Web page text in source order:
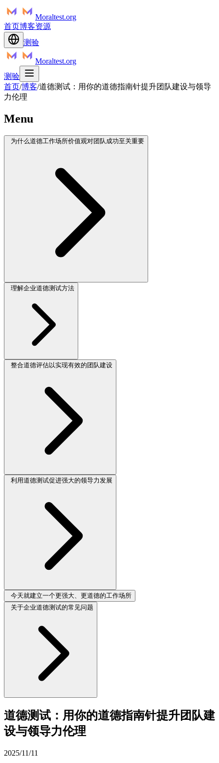
Moraltest.org
首页博客资源
测验
Moraltest.org
测验
首页/博客/道德测试：用你的道德指南针提升团队建设与领导
力伦理
Menu
为什么道德工作场所价值观对团队成功至关重要
理解企业道德测试方法
整合道德评估以实现有效的团队建设
利用道德测试促进强大的领导力发展
今天就建立一个更强大、更道德的工作场所
关于企业道德测试的常见问题
道德测试：用你的道德指南针提升团队建
设与领导力伦理
2025/11/11